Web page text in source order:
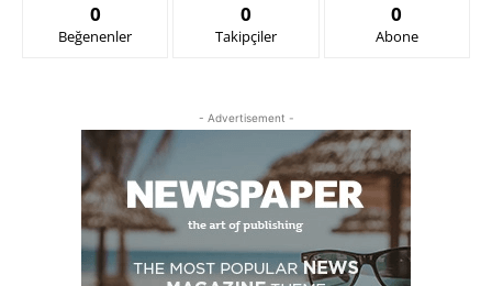
0
Beğenenler
0
Takipçiler
0
Abone
- Advertisement -